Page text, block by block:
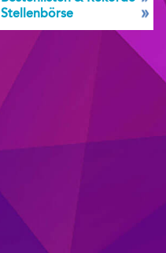
Stellenbörse